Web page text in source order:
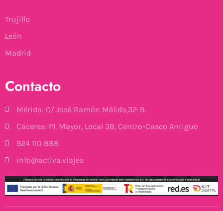
Trujillo
León
Madrid
Contacto
Mérida: C/ José Ramón Mélida,32-B.
Cáceres: Pl. Mayor, Local 38, Centro-Casco Antiguo
924 110 888
info@activa.viajes